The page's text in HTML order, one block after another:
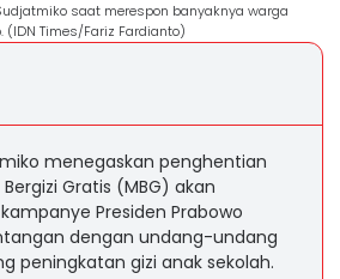
saat merespon banyaknya warga
(IDN Times/Fariz Fardianto)
menegaskan penghentian
Gratis (MBG) akan
Presiden Prabowo
dengan undang-undang
peningkatan gizi anak sekolah.